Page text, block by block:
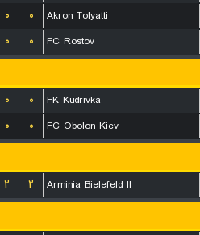
۰ ۰
Akron Tolyatti
۰ ۰
FC Rostov
۰ ۰
FK Kudrivka
۰ ۰
FC Obolon Kiev
۲ ۲
Arminia Bielefeld II